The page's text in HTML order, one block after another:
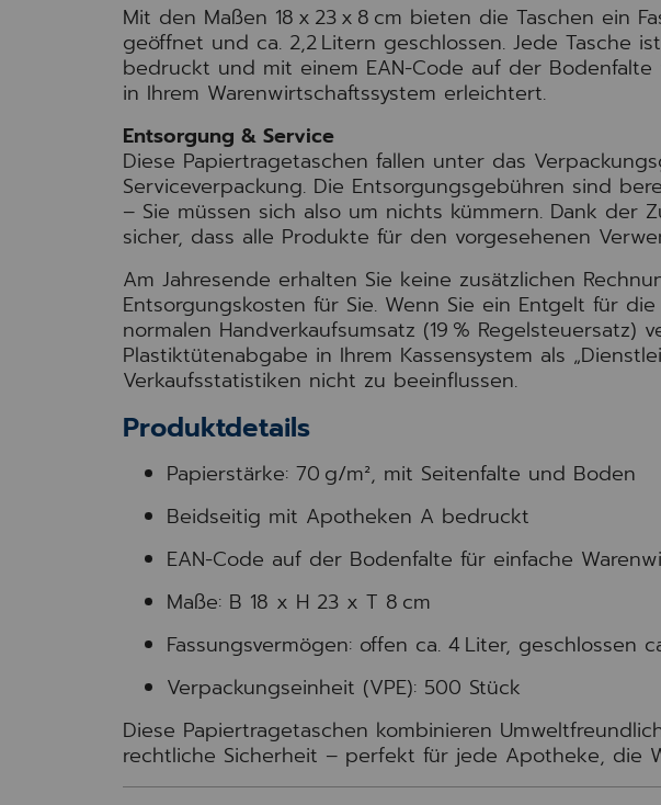
Mit den Maßen 18 x 23 x 8 cm bieten die Taschen ein
geöffnet und ca. 2,2 Litern geschlossen. Jede Tasche
bedruckt und mit einem EAN-Code auf der Bodenfalte
in Ihrem Warenwirtschaftssystem erleichtert.
Entsorgung & Service
Diese Papiertragetaschen fallen unter das
Serviceverpackung. Die Entsorgungsgebühren sind
– Sie müssen sich also um nichts kümmern. Dank der
sicher, dass alle Produkte für den vorgesehenen
Am Jahresende erhalten Sie keine zusätzlichen
Entsorgungskosten für Sie. Wenn Sie ein Entgelt für
normalen Handverkaufsumsatz (19 % Regelsteuersatz)
Plastiktütenabgabe in Ihrem Kassensystem als
Verkaufsstatistiken nicht zu beeinflussen.
Produktdetails
Papierstärke: 70 g/m², mit Seitenfalte und Boden
Beidseitig mit Apotheken A bedruckt
EAN-Code auf der Bodenfalte für einfache
Maße: B 18 x H 23 x T 8 cm
Fassungsvermögen: offen ca. 4 Liter, geschlossen
Verpackungseinheit (VPE): 500 Stück
Diese Papiertragetaschen kombinieren
rechtliche Sicherheit – perfekt für jede Apotheke, die